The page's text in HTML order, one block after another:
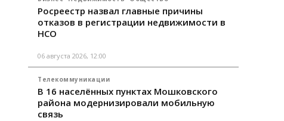
Росреестр назвал главные причины
отказов в регистрации недвижимости в
НСО
06 августа 2026, 12:00
Телекоммуникации
В 16 населённых пунктах Мошковского
района модернизировали мобильную
связь